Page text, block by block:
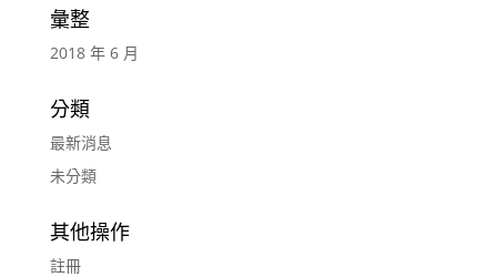
彙整
2018 年 6 月
分類
最新消息
未分類
其他操作
註冊